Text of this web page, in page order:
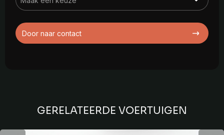
Door naar contact
GERELATEERDE VOERTUIGEN